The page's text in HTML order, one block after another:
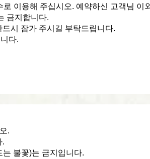
이용해 주십시오. 예약하신 고객님 이
금지합니다.
시 잠가 주시길 부탁드립니다.
다.
.
.
불꽃)는 금지입니다.